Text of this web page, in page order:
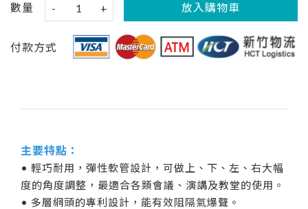
數量 - 1 + 放入購物車
付款方式
主要特點：
• 輕巧耐用，彈性軟管設計，可做上、下、左、右大幅
度的角度調整，最適合各類會議、演講及教堂的使用。
• 多層網頭的專利設計，能有效阻隔氣爆聲。